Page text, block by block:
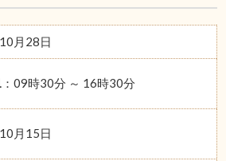
月28日
：09時30分 ～ 16時30分
月15日